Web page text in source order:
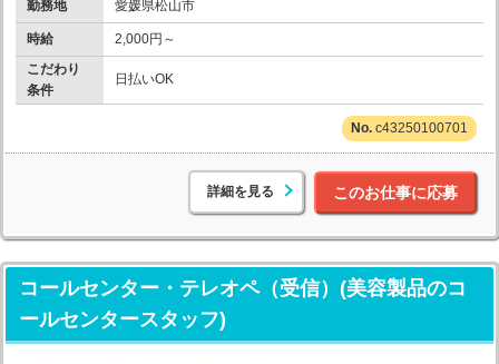
勤務地 愛媛県松山市
時給
2,000円～
こだわり
条件
日払いOK
c43250100701
詳細を見る このお仕事に応募
コールセンター・テレオペ（受信）(美容製品のコ
ールセンタースタッフ)